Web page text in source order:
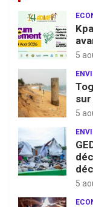
5
sur
5
5